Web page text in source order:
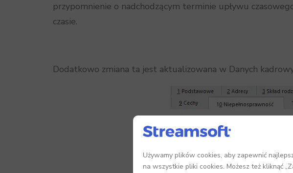
przypomnienie o nadchodzącym terminie upływu
czasie.
Dodatkowo zmiana ta jest aktualizowana w Danych
Używamy plików cookies, aby zapewnić
na wszystkie pliki cookies. Możesz też kliknąć